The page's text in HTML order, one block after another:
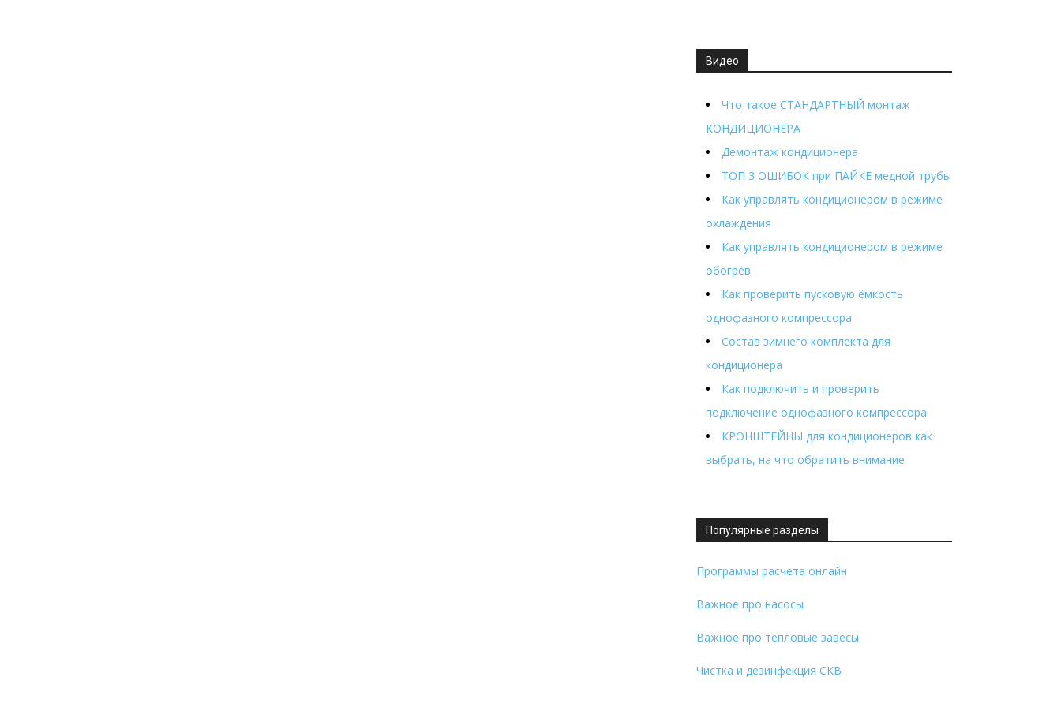
Видео
Что такое СТАНДАРТНЫЙ монтаж
КОНДИЦИОНЕРА
Демонтаж кондиционера
ТОП 3 ОШИБОК при ПАЙКЕ медной трубы
Как управлять кондиционером в режиме
охлаждения
Как управлять кондиционером в режиме
обогрев
Как проверить пусковую ёмкость
однофазного компрессора
Состав зимнего комплекта для
кондиционера
Как подключить и проверить
подключение однофазного компрессора
КРОНШТЕЙНЫ для кондиционеров как
выбрать, на что обратить внимание
Популярные разделы
Программы расчета онлайн
Важное про насосы
Важное про тепловые завесы
Чистка и дезинфекция СКВ